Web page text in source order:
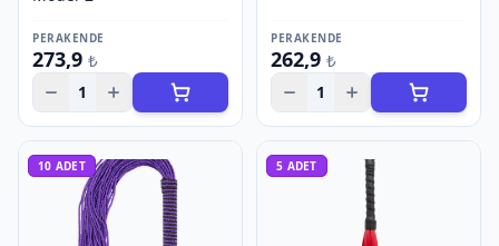
PERAKENDE
273,9 ₺
1
PERAKENDE
262,9 ₺
1
10 ADET 5 ADET